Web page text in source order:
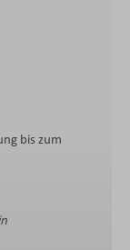
bis zum